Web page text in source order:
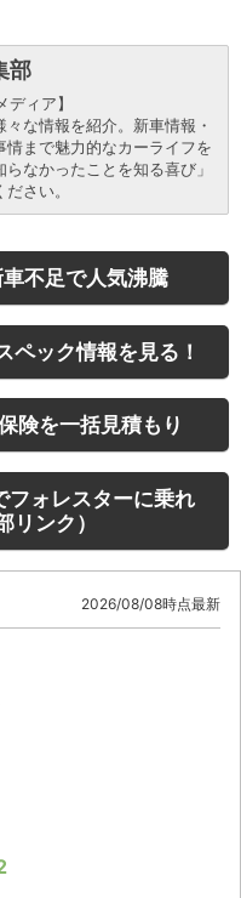
部
ィア】
な情報を紹介。新車情報・
まで魅力的なカーライフを
なかったことを知る喜び」
さい。
車不足で人気沸騰
ペック情報を見る！
険を一括見積もり
フォレスターに乗れ
リンク）
2026/08/08時点最新